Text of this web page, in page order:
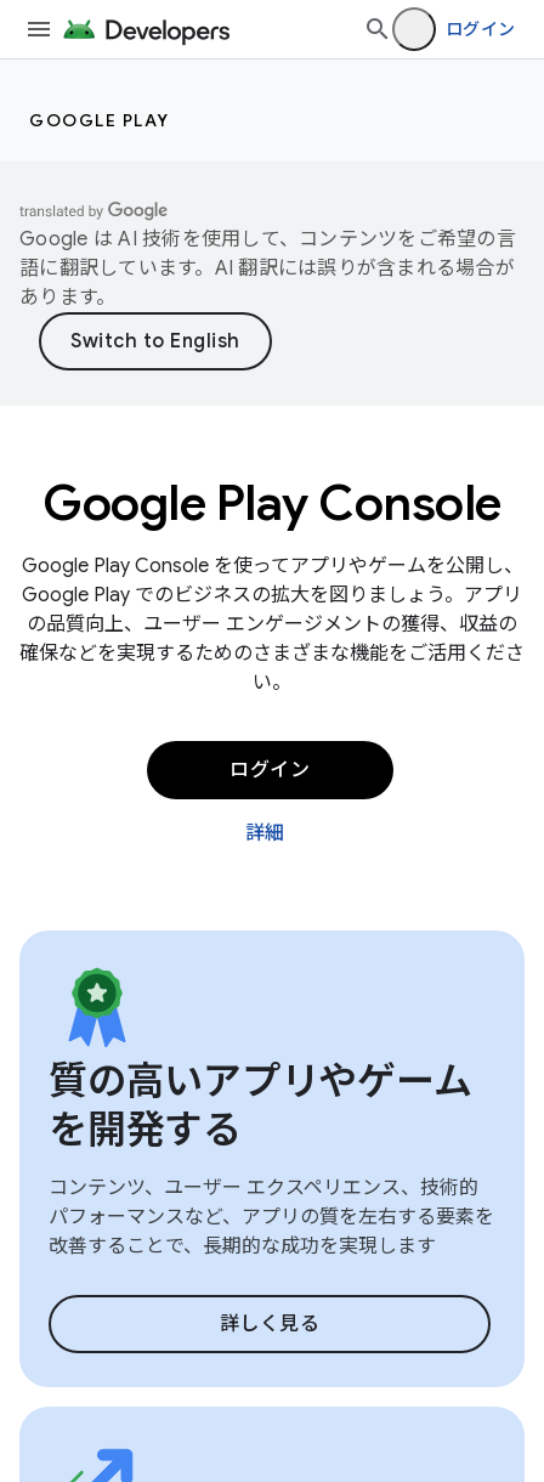
ログイン
GOOGLE PLAY
Google は AI 技術を使用して、コンテンツをご希望の言
語に翻訳しています。AI 翻訳には誤りが含まれる場合が
あります。
Google Play Console
Google Play Console を使ってアプリやゲームを公開し、
Google Play でのビジネスの拡大を図りましょう。アプリ
の品質向上、ユーザー エンゲージメントの獲得、収益の
確保などを実現するためのさまざまな機能をご活用くださ
い。
ログイン
詳細
質の高いアプリやゲーム
を開発する
コンテンツ、ユーザー エクスペリエンス、技術的
パフォーマンスなど、アプリの質を左右する要素を
改善することで、長期的な成功を実現します
詳しく見る